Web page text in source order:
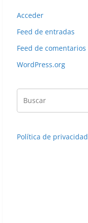
Acceder
Feed de entradas
Feed de comentarios
WordPress.org
Política de privacidad